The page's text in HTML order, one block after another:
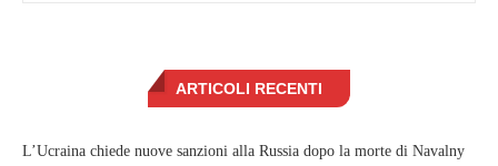
ARTICOLI RECENTI
L’Ucraina chiede nuove sanzioni alla Russia dopo la morte di Navalny